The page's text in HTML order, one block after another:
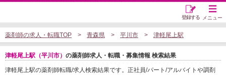
メニュー
登録する
薬剤師の求人・転職TOP 青森県 平川市 津軽尾上駅
津軽尾上駅（平川市） の薬剤師求人・転職・募集情報 検索結果
津軽尾上駅の薬剤師転職/求人検索結果です。正社員/パート/アルバイトや調剤